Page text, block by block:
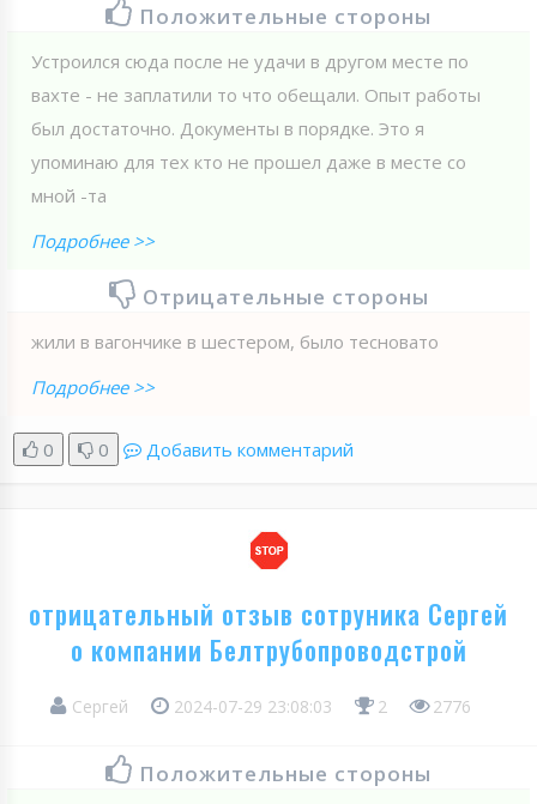
Положительные стороны
Устроился сюда после не удачи в другом месте по
вахте - не заплатили то что обещали. Опыт работы
был достаточно. Документы в порядке. Это я
упоминаю для тех кто не прошел даже в месте со
мной -та
Подробнее >>
Отрицательные стороны
жили в вагончике в шестером, было тесновато
Подробнее >>
0 0 Добавить комментарий
отрицательный отзыв сотруника Сергей
о компании Белтрубопроводстрой
Сергей 2024-07-29 23:08:03 2 2776
Положительные стороны